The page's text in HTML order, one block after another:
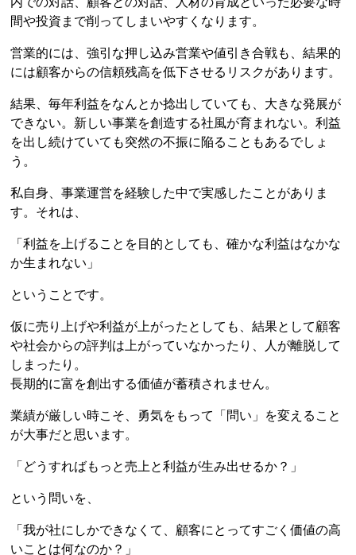
間や投資まで削ってしまいやすくなります。
営業的には、強引な押し込み営業や値引き合戦も、結果的
には顧客からの信頼残高を低下させるリスクがあります。
結果、毎年利益をなんとか捻出していても、大きな発展が
できない。新しい事業を創造する社風が育まれない。利益
を出し続けていても突然の不振に陥ることもあるでしょ
う。
私自身、事業運営を経験した中で実感したことがありま
す。それは、
「利益を上げることを目的としても、確かな利益はなかな
か生まれない」
ということです。
仮に売り上げや利益が上がったとしても、結果として顧客
や社会からの評判は上がっていなかったり、人が離脱して
しまったり。
長期的に富を創出する価値が蓄積されません。
業績が厳しい時こそ、勇気をもって「問い」を変えること
が大事だと思います。
「どうすればもっと売上と利益が生み出せるか？」
という問いを、
「我が社にしかできなくて、顧客にとってすごく価値の高
いことは何なのか？」